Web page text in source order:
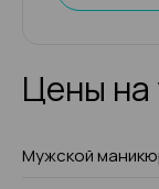
Цены на
Мужской